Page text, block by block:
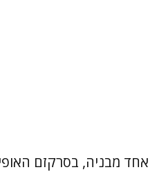
אחד מבניה, בסרקזם